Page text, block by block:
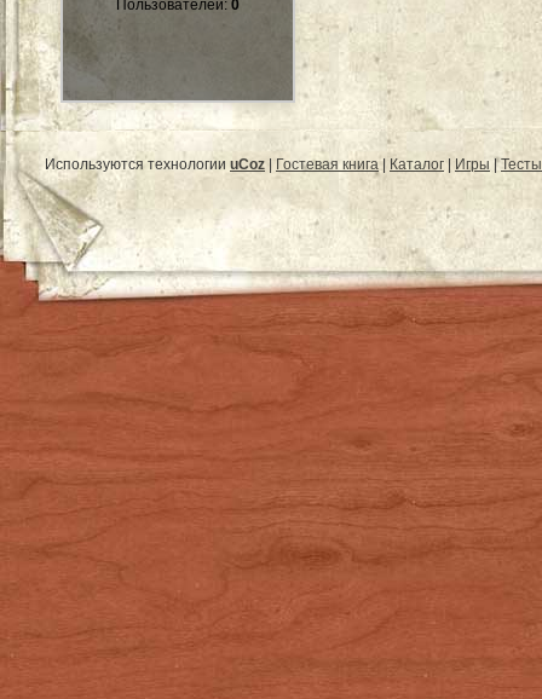
Пользователей: 0
Используются технологии uCoz | Гостевая книга | Каталог | Игры |Тесты